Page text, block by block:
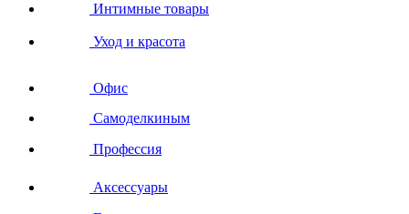
Интимные товары
Уход и красота
Офис
Самоделкиным
Профессия
Аксессуары